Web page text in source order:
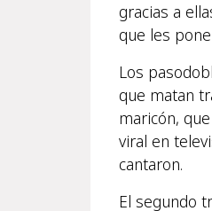
gracias a
que les
Los
que matan
maricón,
viral en
cantaron.
El segundo